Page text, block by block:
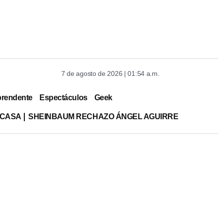
7 de agosto de 2026 | 01:54 a.m.
Espectáculos Geek
SHEINBAUM RECHAZO ÁNGEL AGUIRRE